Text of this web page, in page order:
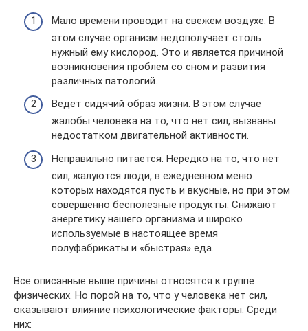
Мало времени проводит на свежем воздухе. В
этом случае организм недополучает столь
нужный ему кислород. Это и является причиной
возникновения проблем со сном и развития
различных патологий.
Ведет сидячий образ жизни. В этом случае
жалобы человека на то, что нет сил, вызваны
недостатком двигательной активности.
Неправильно питается. Нередко на то, что нет
сил, жалуются люди, в ежедневном меню
которых находятся пусть и вкусные, но при этом
совершенно бесполезные продукты. Снижают
энергетику нашего организма и широко
используемые в настоящее время
полуфабрикаты и «быстрая» еда.
Все описанные выше причины относятся к группе
физических. Но порой на то, что у человека нет сил,
оказывают влияние психологические факторы. Среди
них: